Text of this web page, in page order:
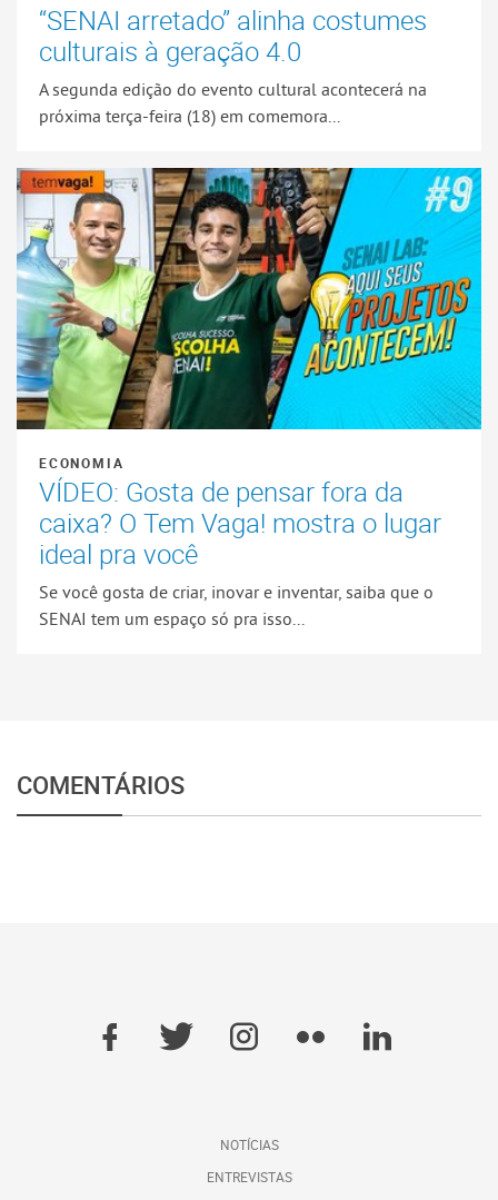
“SENAI arretado” alinha costumes
culturais à geração 4.0
A segunda edição do evento cultural acontecerá na
próxima terça-feira (18) em comemora...
ECONOMIA
VÍDEO: Gosta de pensar fora da
caixa? O Tem Vaga! mostra o lugar
ideal pra você
Se você gosta de criar, inovar e inventar, saiba que o
SENAI tem um espaço só pra isso...
COMENTÁRIOS
NOTÍCIAS
ENTREVISTAS